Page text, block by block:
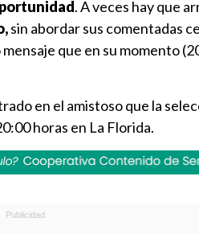
. A veces hay que
sin abordar sus comentadas
que en su momento
en el amistoso que la
horas en La Florida.